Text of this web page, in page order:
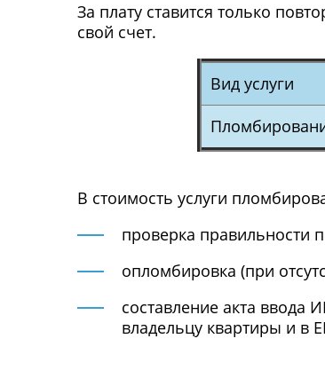
За плату ставится только
свой счет.
Вид услуги
В стоимость услуги
проверка правильности
опломбировка (при
составление акта ввода
владельцу квартиры и в